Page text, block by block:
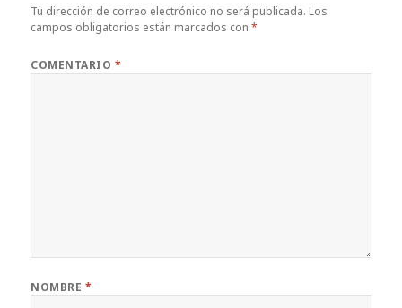
Tu dirección de correo electrónico no será publicada. Los
campos obligatorios están marcados con*
COMENTARIO *
NOMBRE *